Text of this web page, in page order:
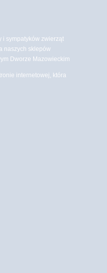
i sympatyków zwierząt
naszych sklepów
Dworze Mazowieckim
internetowej, która